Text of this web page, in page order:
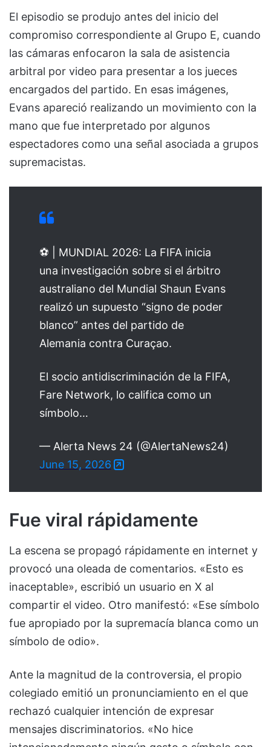
El episodio se produjo antes del inicio del
compromiso correspondiente al Grupo E, cuando
las cámaras enfocaron la sala de asistencia
arbitral por video para presentar a los jueces
encargados del partido. En esas imágenes,
Evans apareció realizando un movimiento con la
mano que fue interpretado por algunos
espectadores como una señal asociada a grupos
supremacistas.
⚽️ | MUNDIAL 2026: La FIFA inicia
una investigación sobre si el árbitro
australiano del Mundial Shaun Evans
realizó un supuesto “signo de poder
blanco” antes del partido de
Alemania contra Curaçao.
El socio antidiscriminación de la FIFA,
Fare Network, lo califica como un
símbolo…
— Alerta News 24 (@AlertaNews24)
June 15, 2026
Fue viral rápidamente
La escena se propagó rápidamente en internet y
provocó una oleada de comentarios. «Esto es
inaceptable», escribió un usuario en X al
compartir el video. Otro manifestó: «Ese símbolo
fue apropiado por la supremacía blanca como un
símbolo de odio».
Ante la magnitud de la controversia, el propio
colegiado emitió un pronunciamiento en el que
rechazó cualquier intención de expresar
mensajes discriminatorios. «No hice